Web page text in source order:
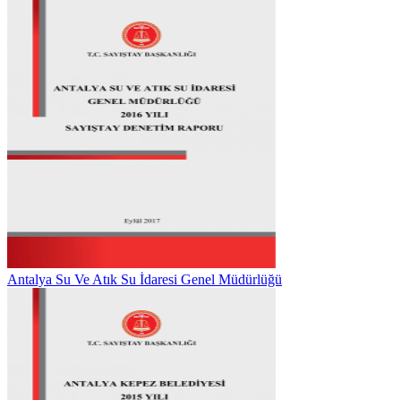
Antalya Su Ve Atık Su İdaresi Genel Müdürlüğü